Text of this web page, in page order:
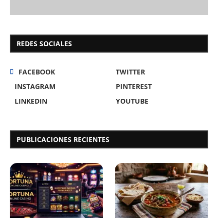
FACEBOOK
LINKEDIN
YOUTUBE
PUBLICACIONES RECIENTES